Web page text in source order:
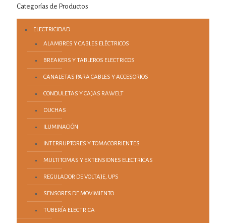
Categorías de Productos
ELECTRICIDAD
ALAMBRES Y CABLES ELÉCTRICOS
BREAKERS Y TABLEROS ELECTRICOS
CANALETAS PARA CABLES Y ACCESORIOS
CONDULETAS Y CAJAS RAWELT
DUCHAS
ILUMINACIÓN
INTERRUPTORES Y TOMACORRIENTES
MULTITOMAS Y EXTENSIONES ELECTRICAS
REGULADOR DE VOLTAJE, UPS
SENSORES DE MOVIMIENTO
TUBERÍA ELECTRICA